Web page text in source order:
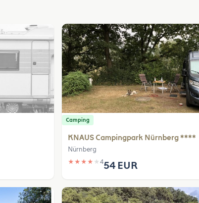
Camping
KNAUS Campingpark Nürnberg ****
Nürnberg
★ ★ ★ ★ ★454 EUR